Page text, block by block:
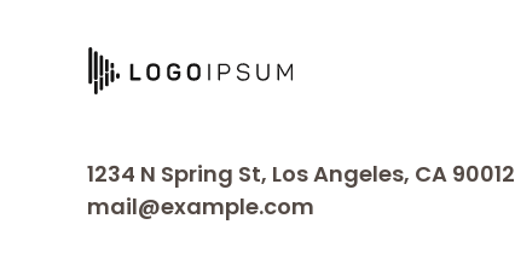
1234 N Spring St, Los Angeles, CA 90012
mail@example.com